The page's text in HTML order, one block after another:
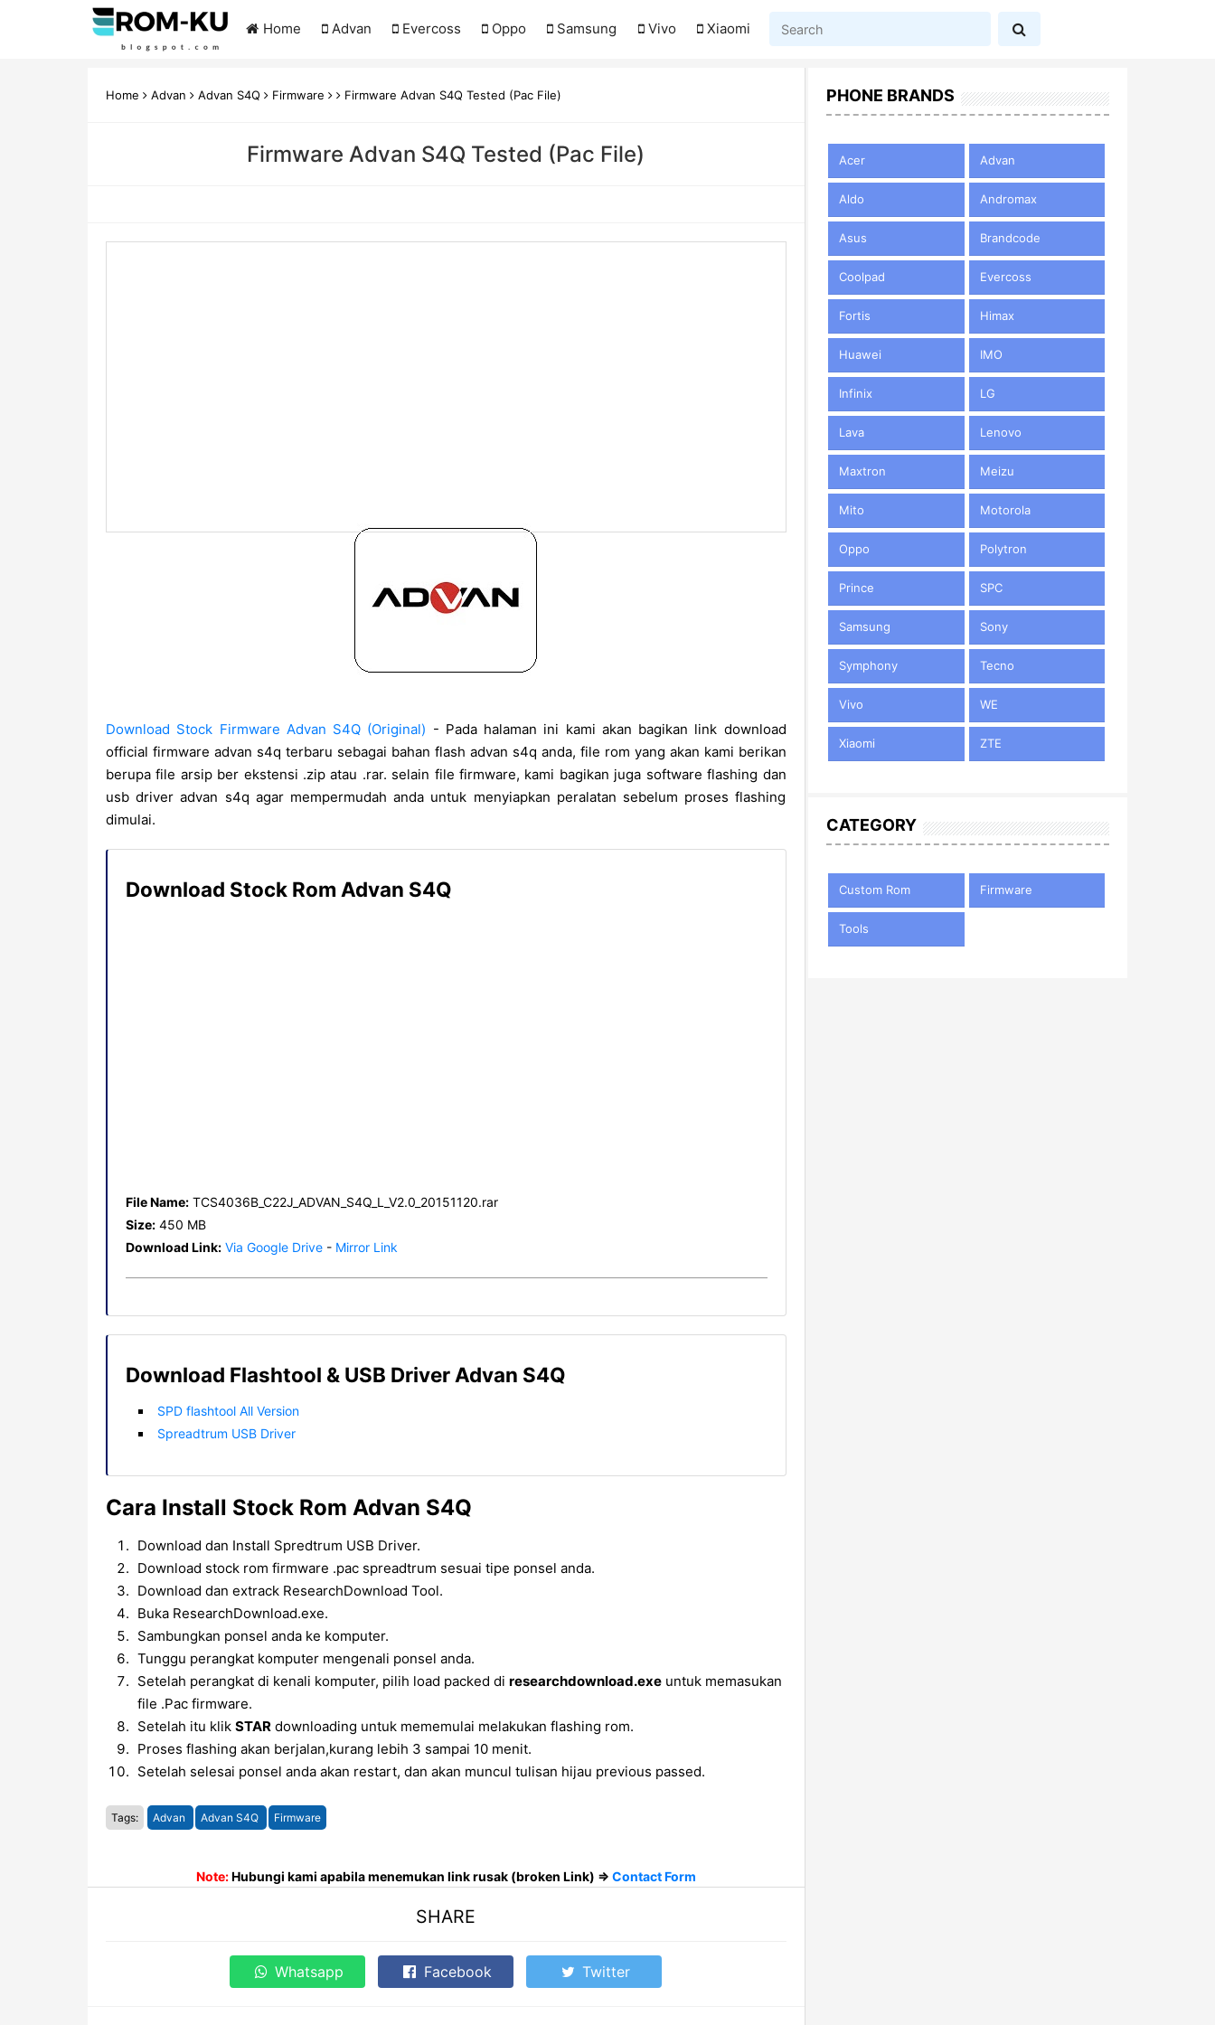
Home Advan Evercoss Oppo Samsung Vivo Xiaomi
Home Advan Advan S4Q Firmware Firmware Advan S4Q Tested (Pac File)
Firmware Advan S4Q Tested (Pac File)
Download Stock Firmware Advan S4Q (Original) - Pada halaman ini kami akan bagikan link download
official firmware advan s4q terbaru sebagai bahan flash advan s4q anda, file rom yang akan kami berikan
berupa file arsip ber ekstensi .zip atau .rar. selain file firmware, kami bagikan juga software flashing dan
usb driver advan s4q agar mempermudah anda untuk menyiapkan peralatan sebelum proses flashing
dimulai.
Download Stock Rom Advan S4Q
File Name: TCS4036B_C22J_ADVAN_S4Q_L_V2.0_20151120.rar
Size: 450 MB
Download Link: Via Google Drive - Mirror Link
Download Flashtool & USB Driver Advan S4Q
SPD flashtool All Version
Spreadtrum USB Driver
Cara Install Stock Rom Advan S4Q
Download dan Install Spredtrum USB Driver.
Download stock rom firmware .pac spreadtrum sesuai tipe ponsel anda.
Download dan extrack ResearchDownload Tool.
Buka ResearchDownload.exe.
Sambungkan ponsel anda ke komputer.
Tunggu perangkat komputer mengenali ponsel anda.
Setelah perangkat di kenali komputer, pilih load packed di researchdownload.exe untuk memasukan
file .Pac firmware.
Setelah itu klik STAR downloading untuk mememulai melakukan flashing rom.
Proses flashing akan berjalan,kurang lebih 3 sampai 10 menit.
Setelah selesai ponsel anda akan restart, dan akan muncul tulisan hijau previous passed.
Tags: Advan Advan S4Q Firmware
Note:Hubungi kami apabila menemukan link rusak (broken Link) => Contact Form
SHARE
Whatsapp Facebook Twitter
PHONE BRANDS
Acer Advan
Aldo Andromax
Asus Brandcode
Coolpad Evercoss
Fortis Himax
Huawei IMO
Infinix LG
Lava Lenovo
Maxtron Meizu
Mito Motorola
Oppo Polytron
Prince SPC
Samsung Sony
Symphony Tecno
Vivo WE
Xiaomi ZTE
CATEGORY
Custom Rom Firmware
Tools